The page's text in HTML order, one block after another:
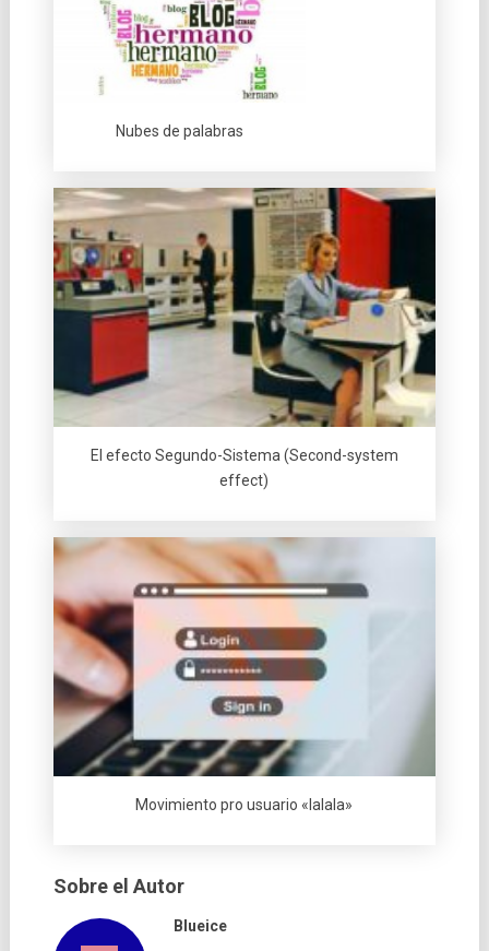
Nubes de palabras
El efecto Segundo-Sistema (Second-system
effect)
Movimiento pro usuario «lalala»
Sobre el Autor
Blueice